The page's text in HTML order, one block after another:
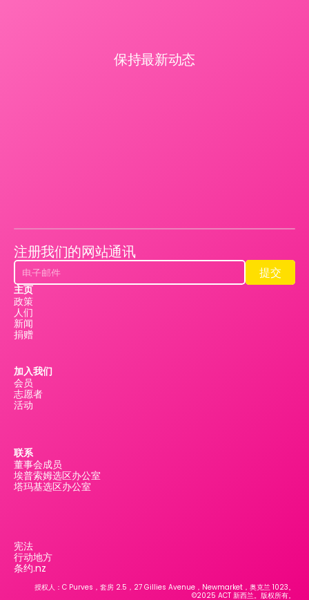
保持最新动态
注册我们的网站通讯
提交
提交
主页
政策
人们
新闻
捐赠
加入我们
会员
志愿者
活动
联系
董事会成员
埃普索姆选区办公室
塔玛基选区办公室
宪法
行动地方
条约.nz
授权人：C Purves，套房 2.5，27 Gillies Avenue，Newmarket，奥克兰 1023。
©2025 ACT 新西兰。版权所有。